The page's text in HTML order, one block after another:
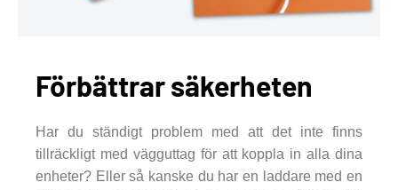
Förbättrar säkerheten
Har du ständigt problem med att det inte finns
tillräckligt med vägguttag för att koppla in alla dina
enheter? Eller så kanske du har en laddare med en